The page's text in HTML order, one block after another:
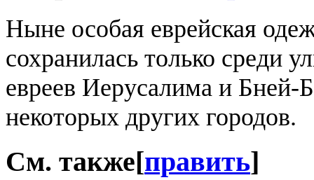
Ныне особая еврейская
сохранилась только среди
евреев Иерусалима и
некоторых других городов.
См. также[править]